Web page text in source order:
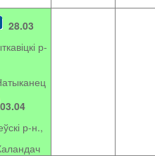
28.03
р-
03.04
р-н.,